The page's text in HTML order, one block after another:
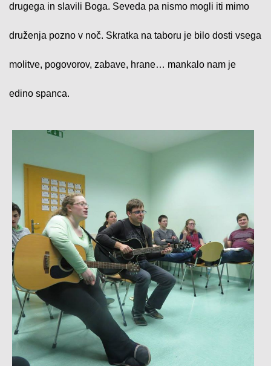
drugega in slavili Boga. Seveda pa nismo mogli iti mimo
druženja pozno v noč. Skratka na taboru je bilo dosti vsega
molitve, pogovorov, zabave, hrane… mankalo nam je
edino spanca.